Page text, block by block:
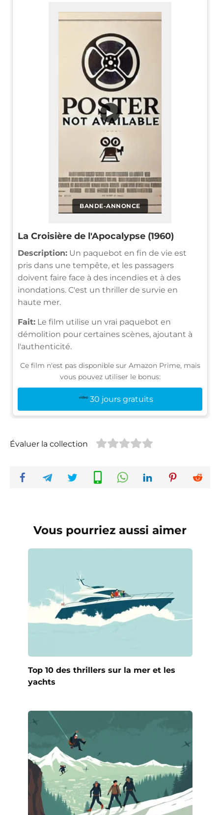
BANDE-ANNONCE
▶
La Croisière de l'Apocalypse (1960)
Description: Un paquebot en fin de vie est
pris dans une tempête, et les passagers
doivent faire face à des incendies et à des
inondations. C'est un thriller de survie en
haute mer.
Fait: Le film utilise un vrai paquebot en
démolition pour certaines scènes, ajoutant à
l'authenticité.
Ce film n'est pas disponible sur Amazon Prime, mais
vous pouvez utiliser le bonus:
30 jours gratuits
Évaluer la collection
Vous pourriez aussi aimer
Top 10 des thrillers sur la mer et les
yachts